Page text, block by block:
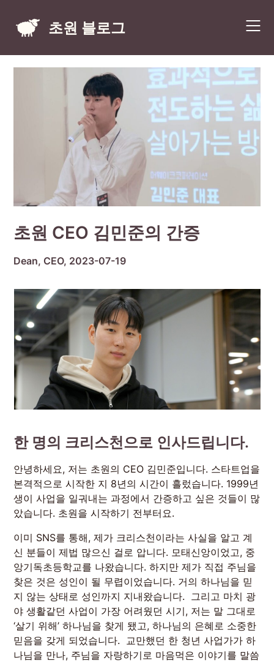
content
초원 블로그
초원 CEO 김민준의 간증
Dean, CEO, 2023-07-19
한 명의 크리스천으로 인사드립니다.
안녕하세요, 저는 초원의 CEO 김민준입니다. 스타트업을
본격적으로 시작한 지 8년의 시간이 흘렀습니다. 1999년
생이 사업을 일궈내는 과정에서 간증하고 싶은 것들이 많
았습니다. 초원을 시작하기 전부터요.
이미 SNS를 통해, 제가 크리스천이라는 사실을 알고 계
신 분들이 제법 많으신 걸로 압니다. 모태신앙이었고, 중
앙기독초등학교를 나왔습니다. 하지만 제가 직접 주님을
찾은 것은 성인이 될 무렵이었습니다. 거의 하나님을 믿
지 않는 상태로 성인까지 지내왔습니다. 그리고 마치 광
야 생활같던 사업이 가장 어려웠던 시기, 저는 말 그대로
‘살기 위해’ 하나님을 찾게 됐고, 하나님의 은혜로 소중한
믿음을 갖게 되었습니다. 교만했던 한 청년 사업가가 하
나님을 만나, 주님을 자랑하기로 마음먹은 이야기를 말씀